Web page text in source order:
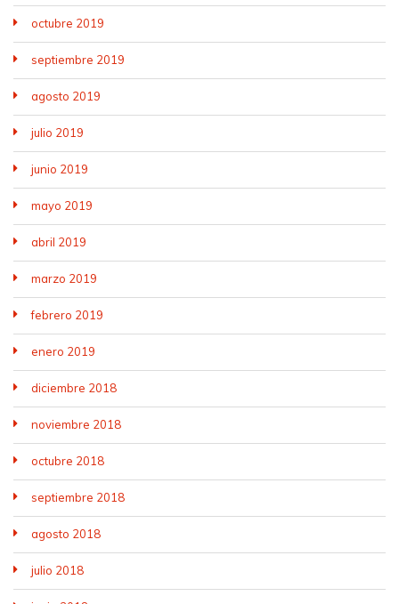
octubre 2019
septiembre 2019
agosto 2019
julio 2019
junio 2019
mayo 2019
abril 2019
marzo 2019
febrero 2019
enero 2019
diciembre 2018
noviembre 2018
octubre 2018
septiembre 2018
agosto 2018
julio 2018